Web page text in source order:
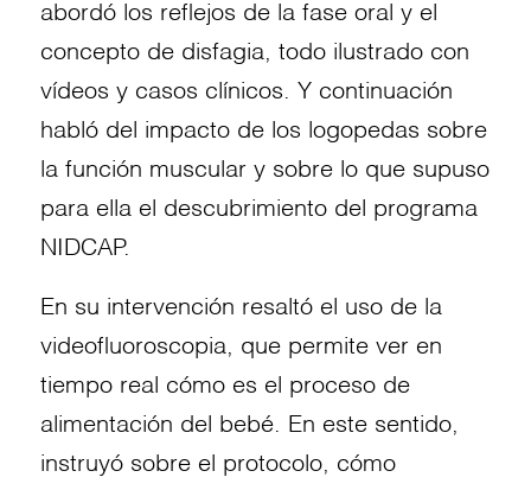
abordó los reflejos de la fase oral y el
concepto de disfagia, todo ilustrado con
vídeos y casos clínicos. Y continuación
habló del impacto de los logopedas sobre
la función muscular y sobre lo que supuso
para ella el descubrimiento del programa
NIDCAP.
En su intervención resaltó el uso de la
videofluoroscopia, que permite ver en
tiempo real cómo es el proceso de
alimentación del bebé. En este sentido,
instruyó sobre el protocolo, cómo